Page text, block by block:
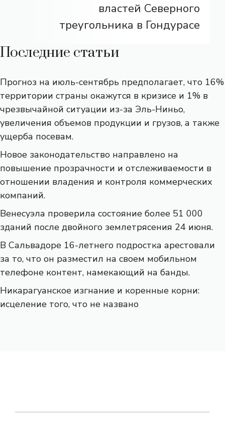
властей Северного
треугольника в Гондурасе
Последние статьи
Прогноз на июль-сентябрь предполагает, что 16%
территории страны окажутся в кризисе и 1% в
чрезвычайной ситуации из-за Эль-Ниньо,
увеличения объемов продукции и грузов, а также
ущерба посевам.
Новое законодательство направлено на
повышение прозрачности и отслеживаемости в
отношении владения и контроля коммерческих
компаний.
Венесуэла проверила состояние более 51 000
зданий после двойного землетрясения 24 июня.
В Сальвадоре 16-летнего подростка арестовали
за то, что он разместил на своем мобильном
телефоне контент, намекающий на банды.
Никарагуанское изгнание и коренные корни:
исцеление того, что не названо